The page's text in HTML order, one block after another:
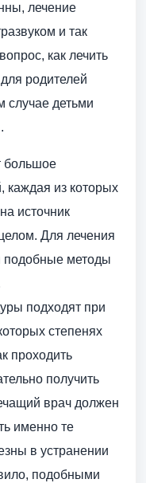
лечение
и так
как лечить
родителей
случае детьми
большое
каждая из которых
источник
Для лечения
подобные методы
подходят при
степенях
проходить
получить
врач должен
именно те
в устранении
подобными